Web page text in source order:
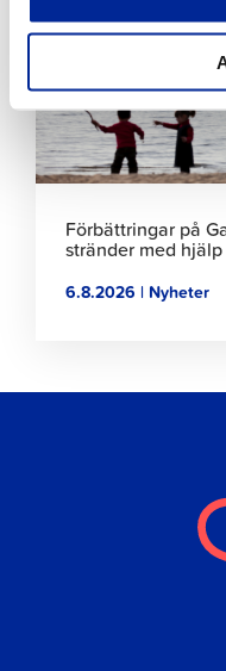
läsa
artikeln
Förbättringar på
stränder med
6.8.2026 | Nyheter